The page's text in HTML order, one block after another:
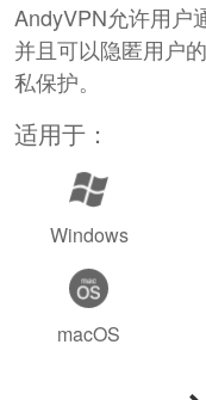
AndyVPN允许用户
并且可以隐匿用户
私保护。
适用于：
Windows
macOS